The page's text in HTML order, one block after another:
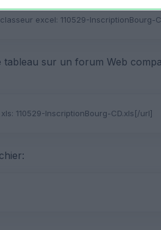
sur un forum Web